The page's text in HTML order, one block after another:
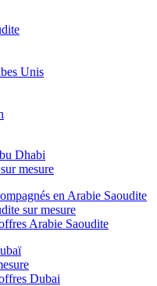
Unis
Dhabi
mesure
en Arabie Saoudite
sur mesure
Arabie Saoudite
Dubai